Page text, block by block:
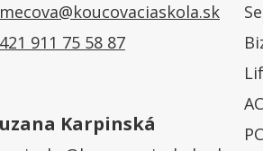
911 75 58 87
Karpinská